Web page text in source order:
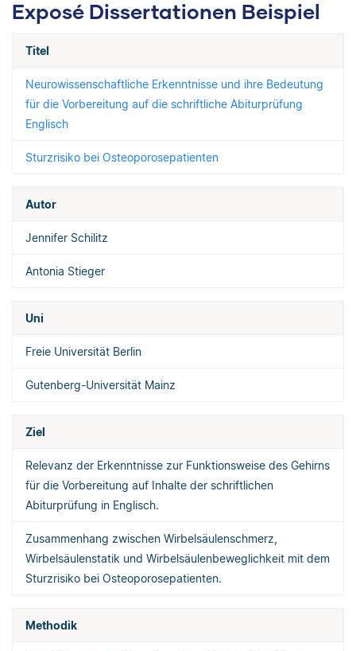
Exposé Dissertationen Beispiel
Titel
Neurowissenschaftliche Erkenntnisse und ihre Bedeutung
für die Vorbereitung auf die schriftliche Abiturprüfung
Englisch
Sturzrisiko bei Osteoporosepatienten
Autor
Jennifer Schilitz
Antonia Stieger
Uni
Freie Universität Berlin
Gutenberg-Universität Mainz
Ziel
Relevanz der Erkenntnisse zur Funktionsweise des Gehirns
für die Vorbereitung auf Inhalte der schriftlichen
Abiturprüfung in Englisch.
Zusammenhang zwischen Wirbelsäulenschmerz,
Wirbelsäulenstatik und Wirbelsäulenbeweglichkeit mit dem
Sturzrisiko bei Osteoporosepatienten.
Methodik